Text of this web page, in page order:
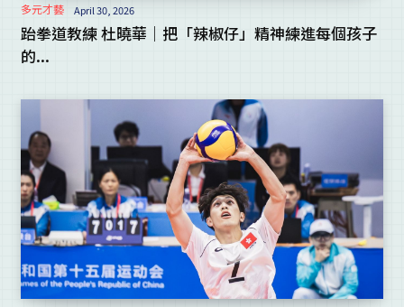
多元才藝 April 30, 2026
跆拳道教練 杜曉華｜把「辣椒仔」精神練進每個孩子
的...